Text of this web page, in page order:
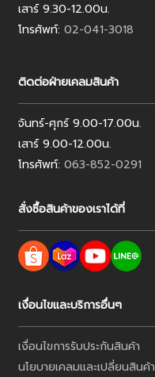
เสาร์ 9.30-12.00น.
โทรศัพท์: 02-041-3018
ติดต่อฝ่ายเคลมสินค้า
จันทร์-ศุกร์ 9.00-17.00น.
เสาร์ 9.00-12.00น.
โทรศัพท์: 063-852-0291
สั่งซื้อสินค้าของเราได้ที่
เงื่อนไขและบริการอื่นๆ
เงื่อนไขการรับประกันสินค้า
นโยบายเคลมและเปลี่ยนสินค้า